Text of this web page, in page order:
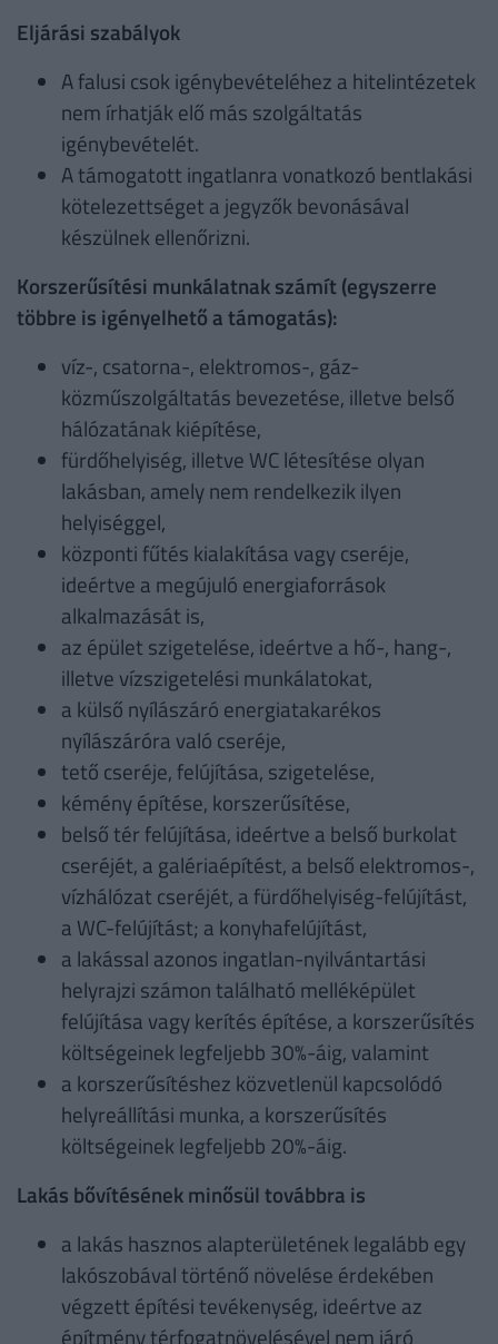
Eljárási szabályok
A falusi csok igénybevételéhez a hitelintézetek
nem írhatják elő más szolgáltatás
igénybevételét.
A támogatott ingatlanra vonatkozó bentlakási
kötelezettséget a jegyzők bevonásával
készülnek ellenőrizni.
Korszerűsítési munkálatnak számít (egyszerre
többre is igényelhető a támogatás):
víz-, csatorna-, elektromos-, gáz-
közműszolgáltatás bevezetése, illetve belső
hálózatának kiépítése,
fürdőhelyiség, illetve WC létesítése olyan
lakásban, amely nem rendelkezik ilyen
helyiséggel,
központi fűtés kialakítása vagy cseréje,
ideértve a megújuló energiaforrások
alkalmazását is,
az épület szigetelése, ideértve a hő-, hang-,
illetve vízszigetelési munkálatokat,
a külső nyílászáró energiatakarékos
nyílászáróra való cseréje,
tető cseréje, felújítása, szigetelése,
kémény építése, korszerűsítése,
belső tér felújítása, ideértve a belső burkolat
cseréjét, a galériaépítést, a belső elektromos-,
vízhálózat cseréjét, a fürdőhelyiség-felújítást,
a WC-felújítást; a konyhafelújítást,
a lakással azonos ingatlan-nyilvántartási
helyrajzi számon található melléképület
felújítása vagy kerítés építése, a korszerűsítés
költségeinek legfeljebb 30%-áig, valamint
a korszerűsítéshez közvetlenül kapcsolódó
helyreállítási munka, a korszerűsítés
költségeinek legfeljebb 20%-áig.
Lakás bővítésének minősül továbbra is
a lakás hasznos alapterületének legalább egy
lakószobával történő növelése érdekében
végzett építési tevékenység, ideértve az
építmény térfogatnövelésével nem járó